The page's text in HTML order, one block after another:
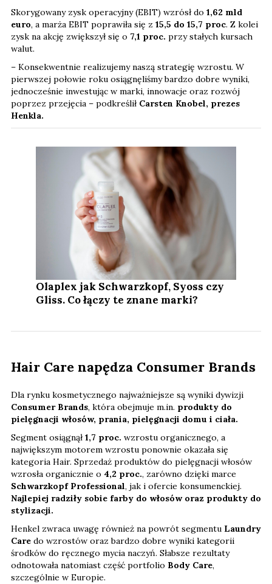
Skorygowany zysk operacyjny (EBIT) wzrósł do 1,62 mld
euro, a marża EBIT poprawiła się z 15,5 do 15,7 proc. Z kolei
zysk na akcję zwiększył się o 7,1 proc. przy stałych kursach
walut.
– Konsekwentnie realizujemy naszą strategię wzrostu. W
pierwszej połowie roku osiągnęliśmy bardzo dobre wyniki,
jednocześnie inwestując w marki, innowacje oraz rozwój
poprzez przejęcia – podkreślił Carsten Knobel, prezes
Henkla.
Olaplex jak Schwarzkopf, Syoss czy
Gliss. Co łączy te znane marki?
Hair Care napędza Consumer Brands
Dla rynku kosmetycznego najważniejsze są wyniki dywizji
Consumer Brands, która obejmuje m.in. produkty do
pielęgnacji włosów, prania, pielęgnacji domu i ciała.
Segment osiągnął1,7 proc. wzrostu organicznego, a
największym motorem wzrostu ponownie okazała się
kategoria Hair. Sprzedaż produktów do pielęgnacji włosów
wzrosła organicznie o 4,2 proc., zarówno dzięki marce
Schwarzkopf Professional, jak i ofercie konsumenckiej.
Najlepiej radziły sobie farby do włosów oraz produkty do
stylizacji.
Henkel zwraca uwagę również na powrót segmentu Laundry
Care do wzrostów oraz bardzo dobre wyniki kategorii
środków do ręcznego mycia naczyń. Słabsze rezultaty
odnotowała natomiast część portfolio Body Care,
szczególnie w Europie.